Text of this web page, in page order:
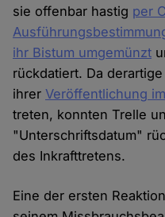
sie offenbar hastig per
ihr Bistum umgemünzt
rückdatiert. Da
ihrerVeröffentlichung
treten, konnten Trelle
"Unterschriftsdatum"
des Inkrafttretens.
Eine der ersten